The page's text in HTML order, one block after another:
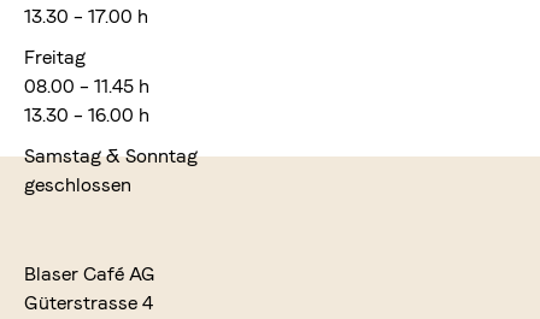
13.30 – 17.00 h
Freitag
08.00 – 11.45 h
13.30 – 16.00 h
Samstag & Sonntag
geschlossen
Blaser Café AG
Güterstrasse 4